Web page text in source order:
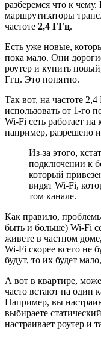
разберемся что к
маршрутизаторы
частоте 2,4 ГГц.
Есть уже новые,
пока мало. Они
роутер и купить
Ггц. Это понятно.
Так вот, на частоте
использовать от 1-го
Wi-Fi сеть работает
например, разрешено
Из-за этого,
подключении к
который
видят Wi-Fi,
том канале.
Как правило,
быть и больше) Wi-Fi
живете в частном
Wi-Fi скорее всего не
будут, то их будет
А вот в квартире,
часто встают на один
Например, вы
выбираете
настраивает роутер и